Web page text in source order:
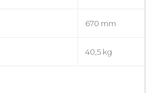
670 mm
40,5 kg